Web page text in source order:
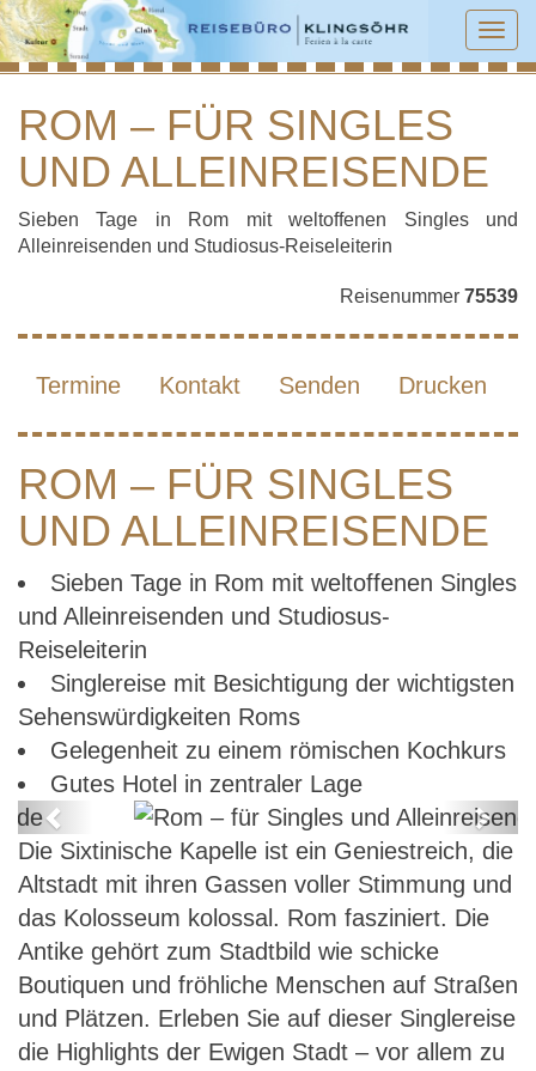
ROM – FÜR SINGLES UND
ALLEINREISENDE
ROM – FÜR SINGLES
UND ALLEINREISENDE
Sieben Tage in Rom mit weltoffenen Singles und
Alleinreisenden und Studiosus-Reiseleiterin
Reisenummer 75539
Termine Kontakt Senden Drucken
ROM – FÜR SINGLES
UND ALLEINREISENDE
Sieben Tage in Rom mit weltoffenen Singles
und Alleinreisenden und Studiosus-
Reiseleiterin
Singlereise mit Besichtigung der wichtigsten
Sehenswürdigkeiten Roms
Gelegenheit zu einem römischen Kochkurs
Gutes Hotel in zentraler Lage
Rom – für Singles und
Alleinreisende
Previous
Next
Die Sixtinische Kapelle ist ein Geniestreich, die
Altstadt mit ihren Gassen voller Stimmung und
das Kolosseum kolossal. Rom fasziniert. Die
Antike gehört zum Stadtbild wie schicke
Boutiquen und fröhliche Menschen auf Straßen
und Plätzen. Erleben Sie auf dieser Singlereise
die Highlights der Ewigen Stadt – vor allem zu